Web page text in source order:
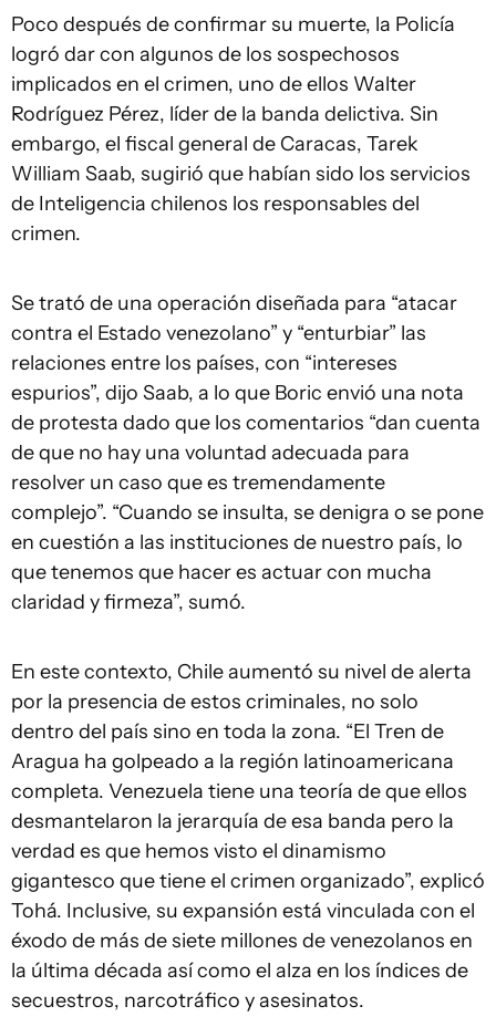
Poco después de confirmar su muerte, la Policía
logró dar con algunos de los sospechosos
implicados en el crimen, uno de ellos Walter
Rodríguez Pérez, líder de la banda delictiva. Sin
embargo, el fiscal general de Caracas, Tarek
William Saab, sugirió que habían sido los servicios
de Inteligencia chilenos los responsables del
crimen.
Se trató de una operación diseñada para “atacar
contra el Estado venezolano” y “enturbiar” las
relaciones entre los países, con “intereses
espurios”, dijo Saab, a lo que Boric envió una nota
de protesta dado que los comentarios “dan cuenta
de que no hay una voluntad adecuada para
resolver un caso que es tremendamente
complejo”. “Cuando se insulta, se denigra o se pone
en cuestión a las instituciones de nuestro país, lo
que tenemos que hacer es actuar con mucha
claridad y firmeza”, sumó.
En este contexto, Chile aumentó su nivel de alerta
por la presencia de estos criminales, no solo
dentro del país sino en toda la zona. “El Tren de
Aragua ha golpeado a la región latinoamericana
completa. Venezuela tiene una teoría de que ellos
desmantelaron la jerarquía de esa banda pero la
verdad es que hemos visto el dinamismo
gigantesco que tiene el crimen organizado”, explicó
Tohá. Inclusive, su expansión está vinculada con el
éxodo de más de siete millones de venezolanos en
la última década así como el alza en los índices de
secuestros, narcotráfico y asesinatos.